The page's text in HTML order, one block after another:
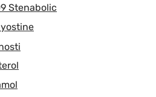
Stenabolic